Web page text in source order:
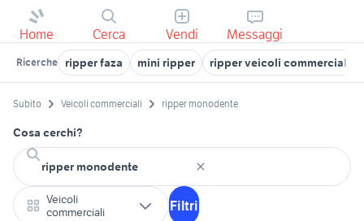
Home Cerca Vendi Messaggi
Ricerche ripper faza mini ripper ripper veicoli commerciali
Subito Veicoli commerciali ripper monodente
Cosa cerchi?
Veicoli
commerciali
Filtri